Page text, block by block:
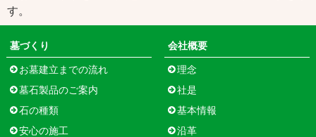
す。
墓づくり
お墓建立までの流れ
墓石製品のご案内
石の種類
安心の施工
会社概要
理念
社是
基本情報
沿革